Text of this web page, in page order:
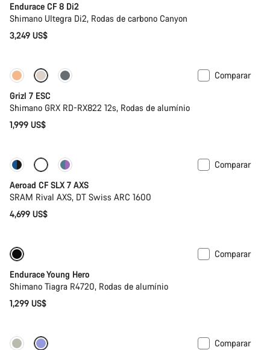
Endurace CF 8 Di2
Shimano Ultegra Di2, Rodas de carbono Canyon
3,249 US$
Full Mounty
Comparar
Grizl 7 ESC
Shimano GRX RD-RX822 12s, Rodas de alumínio
1,999 US$
Novo stock
Comparar
Aeroad CF SLX 7 AXS
SRAM Rival AXS, DT Swiss ARC 1600
4,699 US$
Comparar
Endurace Young Hero
Shimano Tiagra R4720, Rodas de alumínio
1,299 US$
Comparar